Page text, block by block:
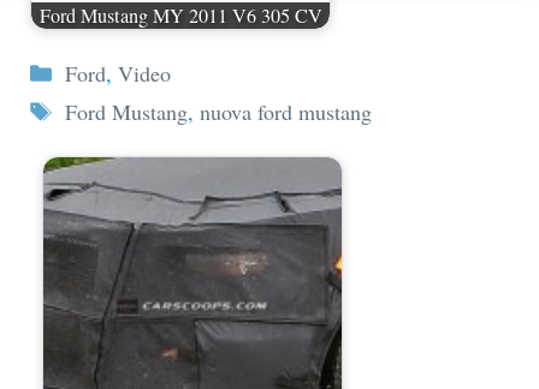
Ford Mustang MY 2011 V6 305 CV
Categorie
Ford, Video
Tag
Ford Mustang, nuova ford mustang